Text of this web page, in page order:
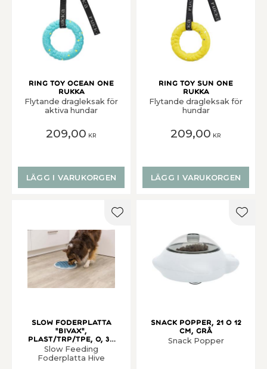
RING TOY OCEAN ONE
Rukka
Flytande dragleksak för
aktiva hundar
209,00 KR
LÄGG I VARUKORGEN
Ring toy sun one
Rukka
Flytande dragleksak för
hundar
209,00 KR
LÄGG I VARUKORGEN
Slow Foderplatta
"bivax",
plast/TRP/TPE, o, 30
cm, grå/blå
Slow Feeding
Foderplatta Hive
Lägg till i favoriter
Snack Popper, 21 o 12
cm, grå
Snack Popper